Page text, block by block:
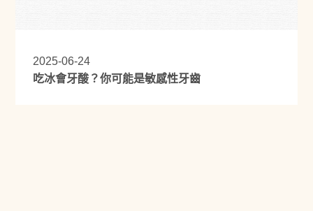
2025-06-24
吃冰會牙酸？你可能是敏感性牙齒